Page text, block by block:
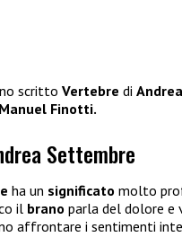
scritto Vertebre di
Manuel Finotti.
Settembre
ha un significato molto
il brano parla del dolore e
affrontare i sentimenti